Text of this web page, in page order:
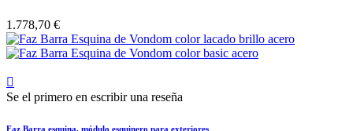
1.778,70 €

Se el primero en escribir una reseña
Faz Barra esquina, módulo esquinero para exteriores